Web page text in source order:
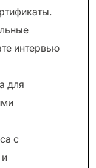
интервью
для
с